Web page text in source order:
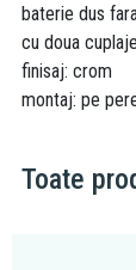
baterie dus
cu doua
finisaj: crom
montaj: pe
Toate